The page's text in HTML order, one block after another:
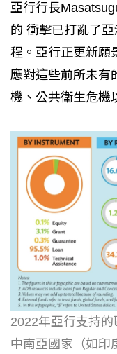
亞行行長
的 衝擊已打亂了
程。亞行正更新願
應對這些前所未有
機、公共衛生危機
2022年亞行支持
中南亞國家（如印